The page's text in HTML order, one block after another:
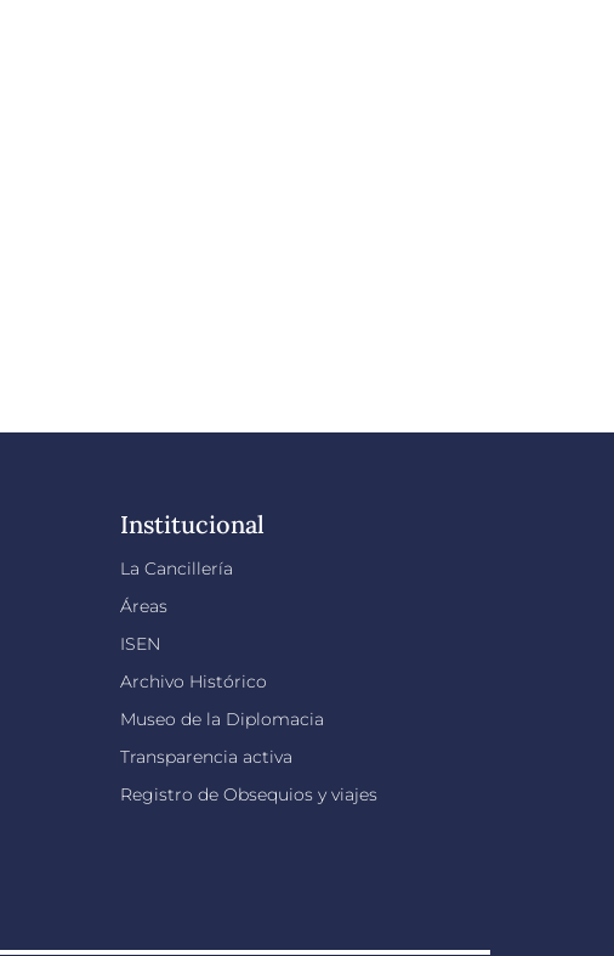
Institucional
La Cancillería
Áreas
ISEN
Archivo Histórico
Museo de la Diplomacia
Transparencia activa
Registro de Obsequios y viajes